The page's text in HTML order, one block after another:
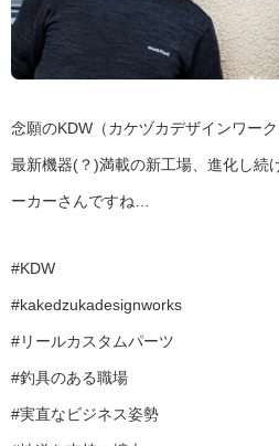
念願のKDW（カケヅカデザインワーク
最新機器(？)満載の新工場、進化し続
ーカーさんですね…
#KDW
#kakedzukadesignworks
#リールカスタムパーツ
#釣具のある職場
#実直なビジネス姿勢